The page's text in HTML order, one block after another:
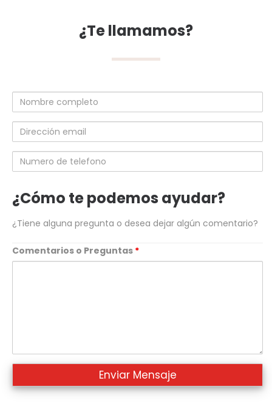
¿Te llamamos?
Nombre
completo
Dirección
email
Numero
de
¿Cómo te podemos ayudar?
¿Tiene alguna pregunta o desea dejar algún comentario?
Comentarios o Preguntas *